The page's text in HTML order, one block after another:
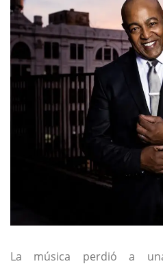
La música perdió a